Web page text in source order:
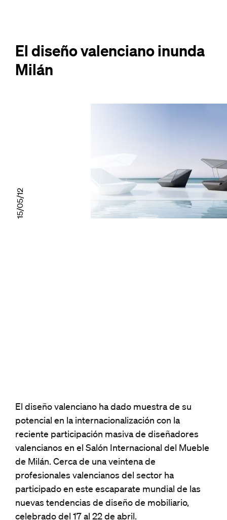
El diseño valenciano inunda
Milán
15/05/12
El diseño valenciano ha dado muestra de su
potencial en la internacionalización con la
reciente participación masiva de diseñadores
valencianos en el Salón Internacional del Mueble
de Milán. Cerca de una veintena de
profesionales valencianos del sector ha
participado en este escaparate mundial de las
nuevas tendencias de diseño de mobiliario,
celebrado del 17 al 22 de abril.